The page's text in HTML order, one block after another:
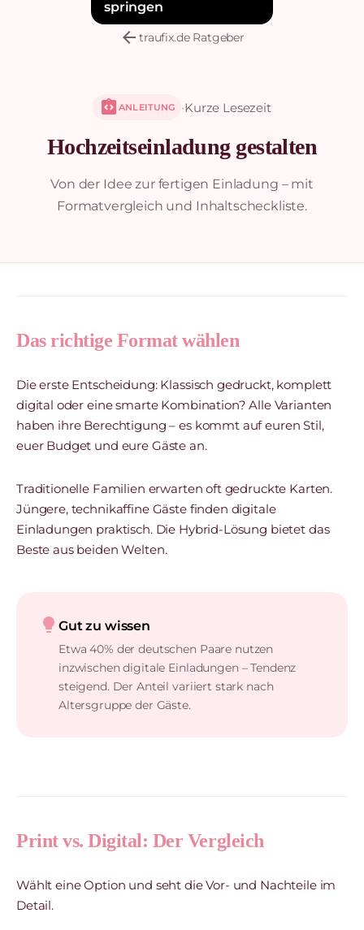
arrow_backtraufix.de Ratgeber
integration_instructionsANLEITUNG ·Kurze Lesezeit
Hochzeitseinladung gestalten
Von der Idee zur fertigen Einladung – mit
Formatvergleich und Inhaltscheckliste.
Das richtige Format wählen
Die erste Entscheidung: Klassisch gedruckt, komplett
digital oder eine smarte Kombination? Alle Varianten
haben ihre Berechtigung – es kommt auf euren Stil,
euer Budget und eure Gäste an.
Traditionelle Familien erwarten oft gedruckte Karten.
Jüngere, technikaffine Gäste finden digitale
Einladungen praktisch. Die Hybrid-Lösung bietet das
Beste aus beiden Welten.
lightbulb Gut zu wissen
Etwa 40% der deutschen Paare nutzen
inzwischen digitale Einladungen – Tendenz
steigend. Der Anteil variiert stark nach
Altersgruppe der Gäste.
Print vs. Digital: Der Vergleich
Wählt eine Option und seht die Vor- und Nachteile im
Detail.
springen